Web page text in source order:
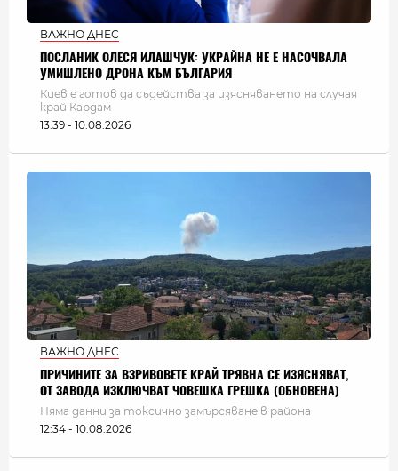
ВАЖНО ДНЕС
ПОСЛАНИК ОЛЕСЯ ИЛАШЧУК: УКРАЙНА НЕ Е НАСОЧВАЛА
УМИШЛЕНО ДРОНА КЪМ БЪЛГАРИЯ
Киев е готов да съдейства за изясняването на случая
край Кардам
13:39 - 10.08.2026
ВАЖНО ДНЕС
ПРИЧИНИТЕ ЗА ВЗРИВОВЕТЕ КРАЙ ТРЯВНА СЕ ИЗЯСНЯВАТ,
ОТ ЗАВОДА ИЗКЛЮЧВАТ ЧОВЕШКА ГРЕШКА (ОБНОВЕНА)
Няма данни за токсично замърсяване в района
12:34 - 10.08.2026